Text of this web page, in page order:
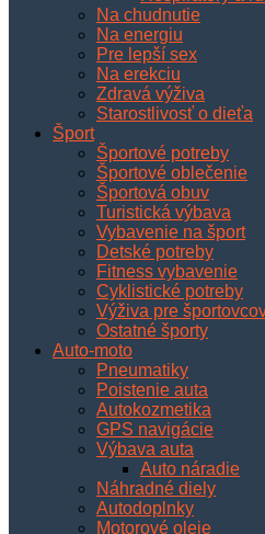
Na chudnutie
Na energiu
Pre lepší sex
Na erekciu
Zdravá výživa
Starostlivosť o dieťa
Šport
Športové potreby
Športové oblečenie
Športová obuv
Turistická výbava
Vybavenie na šport
Detské potreby
Fitness vybavenie
Cyklistické potreby
Výživa pre
Ostatné športy
Auto-moto
Pneumatiky
Poistenie auta
Autokozmetika
GPS navigácie
Výbava auta
Auto náradie
Náhradné diely
Autodoplnky
Motorové oleje